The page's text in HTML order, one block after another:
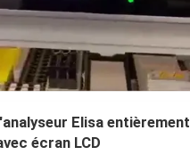
Elisa entièrement
écran LCD